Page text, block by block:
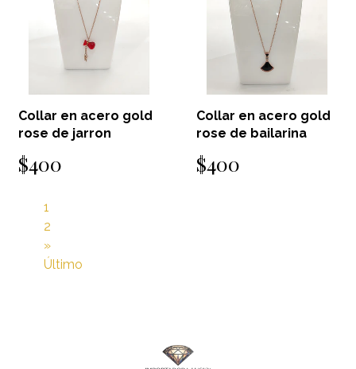
Collar en acero gold
rose de jarron
$400
Collar en acero gold
rose de bailarina
$400
1
2
»
Último